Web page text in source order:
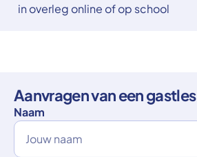
in overleg online of op school
Aanvragen van een gastles
Naam